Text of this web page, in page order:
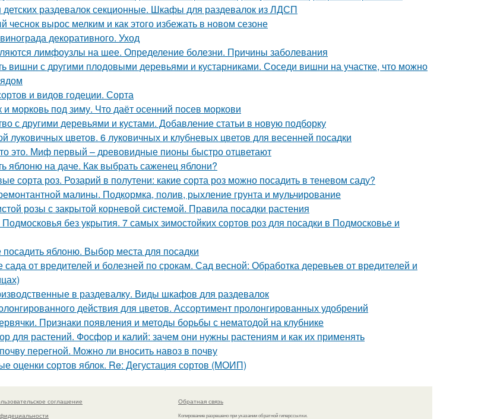
раздевалок секционные. Шкафы для раздевалок из ЛДСП
чеснок вырос мелким и как этого избежать в новом сезоне
декоративного. Уход
лимфоузлы на шее. Определение болезни. Причины заболевания
вишни с другими плодовыми деревьями и кустарниками. Соседи вишни на участке, что можно
и видов годеции. Сорта
и морковь под зиму. Что даёт осенний посев моркови
с другими деревьями и кустами. Добавление статьи в новую подборку
луковичных цветов. 6 луковичных и клубневых цветов для весенней посадки
это. Миф первый – древовидные пионы быстро отцветают
яблоню на даче. Как выбрать саженец яблони?
сорта роз. Розарий в полутени: какие сорта роз можно посадить в теневом саду?
малины. Подкормка, полив, рыхление грунта и мульчирование
розы с закрытой корневой системой. Правила посадки растения
без укрытия. 7 самых зимостойких сортов роз для посадки в Подмосковье и
посадить яблоню. Выбор места для посадки
от вредителей и болезней по срокам. Сад весной: Обработка деревьев от вредителей и
в раздевалку. Виды шкафов для раздевалок
действия для цветов. Ассортимент пролонгированных удобрений
Признаки появления и методы борьбы с нематодой на клубнике
для растений. Фосфор и калий: зачем они нужны растениям и как их применять
перегной. Можно ли вносить навоз в почву
оценки сортов яблок. Re: Дегустация сортов (МОИП)
соглашение
Обратная связь
Копирование разрешено при указании обратной гиперссылки.